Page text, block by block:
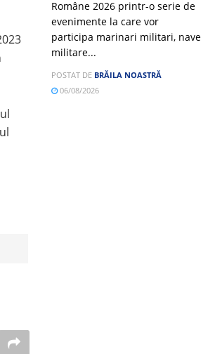
Române 2026 printr-o serie de
evenimente la care vor
participa marinari militari, nave
militare...
POSTAT DE BRĂILA NOASTRĂ
06/08/2026